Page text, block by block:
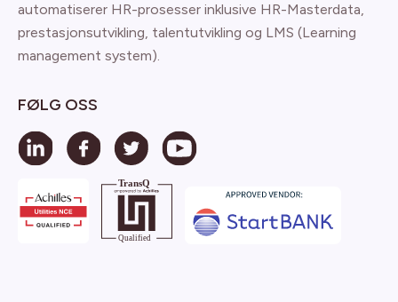
automatiserer HR-prosesser inklusive HR-Masterdata,
prestasjonsutvikling, talentutvikling og LMS (Learning
management system).
FØLG OSS